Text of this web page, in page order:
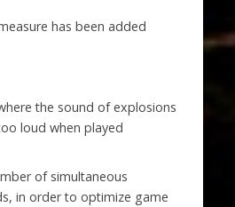
has been added
the sound of explosions
loud when played
of simultaneous
in order to optimize game